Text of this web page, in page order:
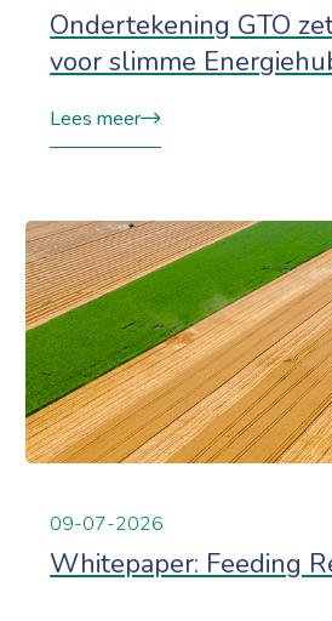
Ondertekening GTO
voor slimme
Lees meer
09-07-2026
Whitepaper: Feeding